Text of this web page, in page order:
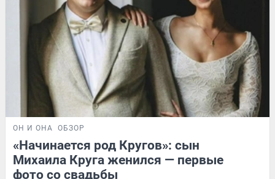
ОН И ОНА ОБЗОР
«Начинается род Кругов»: сын
Михаила Круга женился — первые
фото со свадьбы